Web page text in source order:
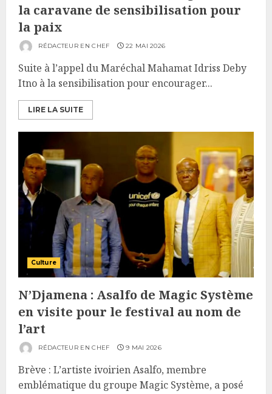
la caravane de sensibilisation pour
la paix
RÉDACTEUR EN CHEF 22 MAI 2026
Suite à l’appel du Maréchal Mahamat Idriss Deby
Itno à la sensibilisation pour encourager...
LIRE LA SUITE
Culture
N’Djamena : Asalfo de Magic Système
en visite pour le festival au nom de
l’art
RÉDACTEUR EN CHEF 9 MAI 2026
Brève : L’artiste ivoirien Asalfo, membre
emblématique du groupe Magic Système, a posé